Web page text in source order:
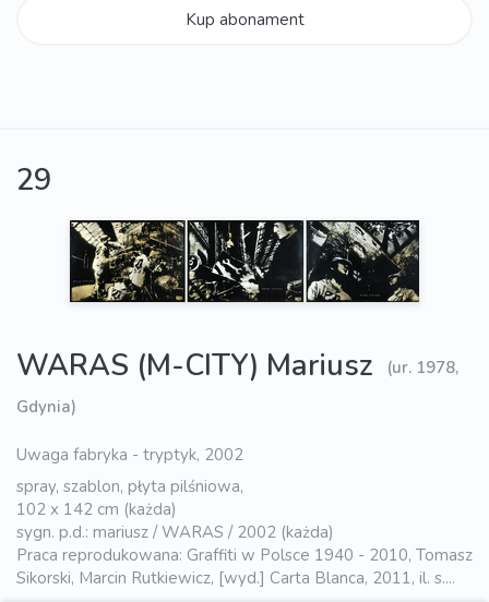
Kup abonament
29
WARAS (M-CITY) Mariusz
(ur. 1978,
Gdynia)
Uwaga fabryka - tryptyk, 2002
spray, szablon, płyta pilśniowa,
102 x 142 cm (każda)
sygn. p.d.: mariusz / WARAS / 2002 (każda)
Praca reprodukowana: Graffiti w Polsce 1940 - 2010, Tomasz
Sikorski, Marcin Rutkiewicz, [wyd.] Carta Blanca, 2011, il. s....